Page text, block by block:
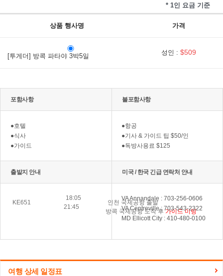
* 1인 요금 기준
상품 행사명 가격
[투게더] 방콕 파타야 3박5일 성인 : $509
포함사항
●호텔
●식사
●가이드
불포함사항
●항공
●기사 & 가이드 팁 $50/인
●독방사용료 $125
출발지 안내
KE651
18:05
21:45
인천 국제공항 출발
방콕 국제공항 도착 후가이드 미팅
미국 / 한국 긴급 연락처 안내
VA Annandale : 703-256-0606
VA Centreville : 703-543-2322
MD Ellicott City : 410-480-0100
여행 상세 일정표